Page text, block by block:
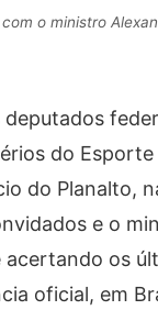
o ministro
do
do Planalto,
e o
acertando os
oficial, em